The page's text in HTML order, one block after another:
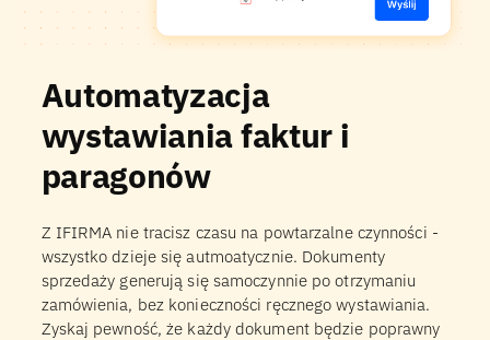
Automatyzacja
wystawiania faktur i
paragonów
Z IFIRMA nie tracisz czasu na powtarzalne czynności -
wszystko dzieje się autmoatycznie. Dokumenty
sprzedaży generują się samoczynnie po otrzymaniu
zamówienia, bez konieczności ręcznego wystawiania.
Zyskaj pewność, że każdy dokument będzie poprawny